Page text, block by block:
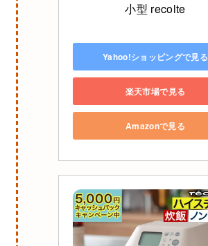
小型 recolte
Yahoo!ショッピングで見る
楽天市場で見る
Amazonで見る